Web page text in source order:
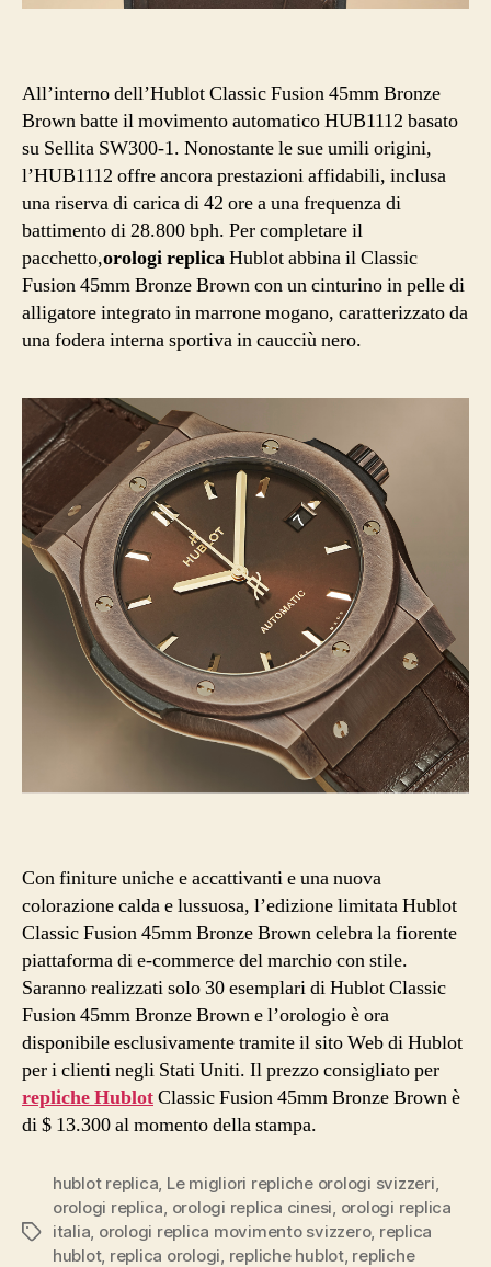
All’interno dell’Hublot Classic Fusion 45mm Bronze
Brown batte il movimento automatico HUB1112 basato
su Sellita SW300-1. Nonostante le sue umili origini,
l’HUB1112 offre ancora prestazioni affidabili, inclusa
una riserva di carica di 42 ore a una frequenza di
battimento di 28.800 bph. Per completare il
pacchetto,orologi replicaHublot abbina il Classic
Fusion 45mm Bronze Brown con un cinturino in pelle di
alligatore integrato in marrone mogano, caratterizzato da
una fodera interna sportiva in caucciù nero.
Con finiture uniche e accattivanti e una nuova
colorazione calda e lussuosa, l’edizione limitata Hublot
Classic Fusion 45mm Bronze Brown celebra la fiorente
piattaforma di e-commerce del marchio con stile.
Saranno realizzati solo 30 esemplari di Hublot Classic
Fusion 45mm Bronze Brown e l’orologio è ora
disponibile esclusivamente tramite il sito Web di Hublot
per i clienti negli Stati Uniti. Il prezzo consigliato per
repliche HublotClassic Fusion 45mm Bronze Brown è
di $ 13.300 al momento della stampa.
Tag
hublot replica, Le migliori repliche orologi svizzeri,
orologi replica, orologi replica cinesi, orologi replica
italia, orologi replica movimento svizzero, replica
hublot, replica orologi, repliche hublot, repliche